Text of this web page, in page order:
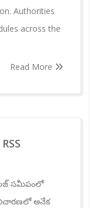
Authorities
across the
Read More
సమీపంలో
విచారణలో అనేక